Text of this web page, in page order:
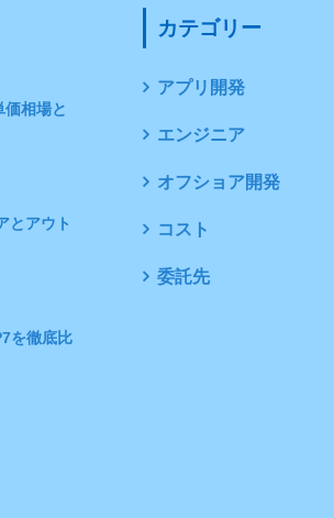
価相場と
とアウト
を徹底比
カテゴリー
アプリ開発
エンジニア
オフショア開発
コスト
委託先